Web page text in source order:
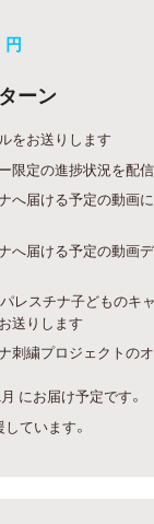
円
ーン
をお送りします
限定の進捗状況を配
へ届ける予定の動画
へ届ける予定の動画
レスチナ子どものキ
送りします
刺繍プロジェクトの
にお届け予定です。
ています。